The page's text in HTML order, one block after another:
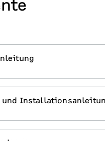
und